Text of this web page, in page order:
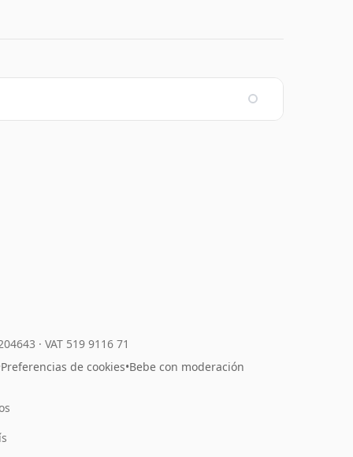
· VAT 519 9116 71
Preferencias de cookies•Bebe con moderación